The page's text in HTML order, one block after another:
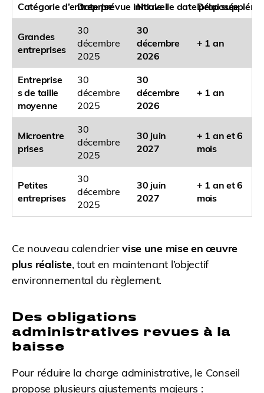
Catégorie d’entrepriseDate prévue initialeNouvelle date proposée
Délai
Grandes
entreprises
30
décembre
2025
30
décembre
2026
+ 1 an
Entreprise
s de taille
moyenne
30
décembre
2025
30
décembre
2026
+ 1 an
Microentre
prises
30
décembre
2025
30 juin
2027
+ 1 an et 6
mois
Petites
entreprises
30
décembre
2025
30 juin
2027
+ 1 an et 6
mois
Ce nouveau calendriervise une mise en œuvre
plus réaliste, tout en maintenant l’objectif
environnemental du règlement.
Des obligations
administratives revues à la
baisse
Pour réduire la charge administrative, le Conseil
propose plusieurs ajustements majeurs :